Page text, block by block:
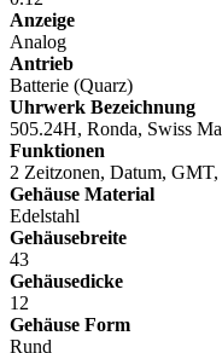
Anzeige
Analog
Antrieb
Batterie (Quarz)
Uhrwerk Bezeichnung
505.24H, Ronda, Swiss
Funktionen
2 Zeitzonen, Datum,
Gehäuse Material
Edelstahl
Gehäusebreite
43
Gehäusedicke
12
Gehäuse Form
Rund